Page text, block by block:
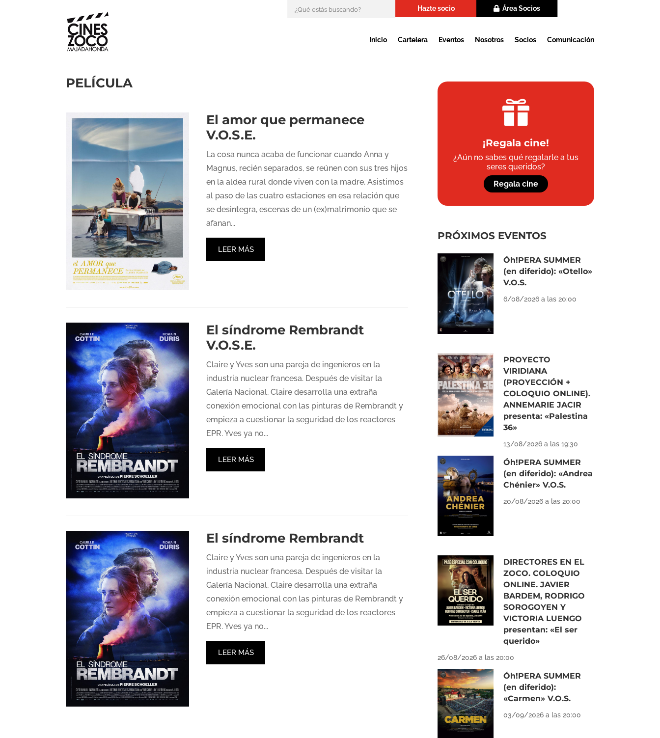
Hazte socio Área Socios
Inicio Cartelera Eventos Nosotros Socios Comunicación
PELÍCULA
El amor que permanece
V.O.S.E.
La cosa nunca acaba de funcionar cuando Anna y
Magnus, recién separados, se reúnen con sus tres hijos
en la aldea rural donde viven con la madre. Asistimos
al paso de las cuatro estaciones en esa relación que
se desintegra, escenas de un (ex)matrimonio que se
afanan...
LEER MÁS
El síndrome Rembrandt
V.O.S.E.
Claire y Yves son una pareja de ingenieros en la
industria nuclear francesa. Después de visitar la
Galería Nacional, Claire desarrolla una extraña
conexión emocional con las pinturas de Rembrandt y
empieza a cuestionar la seguridad de los reactores
EPR. Yves ya no...
LEER MÁS
El síndrome Rembrandt
Claire y Yves son una pareja de ingenieros en la
industria nuclear francesa. Después de visitar la
Galería Nacional, Claire desarrolla una extraña
conexión emocional con las pinturas de Rembrandt y
empieza a cuestionar la seguridad de los reactores
EPR. Yves ya no...
LEER MÁS

¡Regala cine!
¿Aún no sabes qué regalarle a tus
seres queridos?
Regala cine
PRÓXIMOS EVENTOS
Óh!PERA SUMMER
(en diferido): «Otello»
V.O.S.
6/08/2026 a las 20:00
PROYECTO
VIRIDIANA
(PROYECCIÓN +
COLOQUIO ONLINE).
ANNEMARIE JACIR
presenta: «Palestina
36»
13/08/2026 a las 19:30
Óh!PERA SUMMER
(en diferido): «Andrea
Chénier» V.O.S.
20/08/2026 a las 20:00
DIRECTORES EN EL
ZOCO. COLOQUIO
ONLINE. JAVIER
BARDEM, RODRIGO
SOROGOYEN Y
VICTORIA LUENGO
presentan: «El ser
querido»
26/08/2026 a las 20:00
Óh!PERA SUMMER
(en diferido):
«Carmen» V.O.S.
03/09/2026 a las 20:00